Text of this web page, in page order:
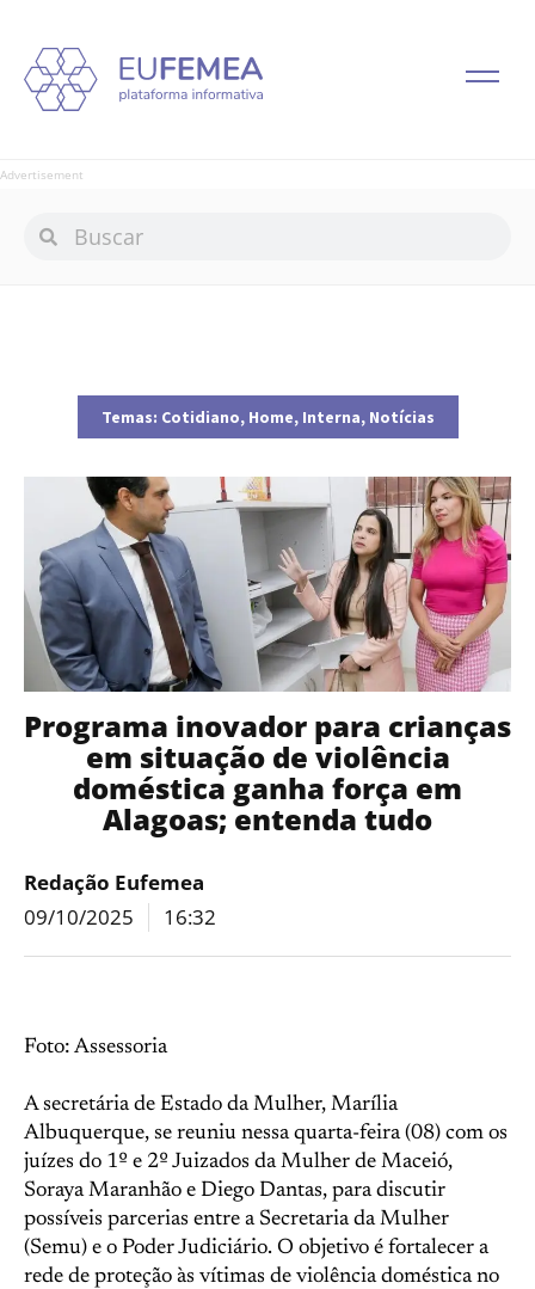
Advertisement
Temas: Cotidiano, Home, Interna, Notícias
Programa inovador para crianças
em situação de violência
doméstica ganha força em
Alagoas; entenda tudo
Redação Eufemea
09/10/2025
16:32
Foto: Assessoria
A secretária de Estado da Mulher, Marília
Albuquerque, se reuniu nessa quarta-feira (08) com os
juízes do 1º e 2º Juizados da Mulher de Maceió,
Soraya Maranhão e Diego Dantas, para discutir
possíveis parcerias entre a Secretaria da Mulher
(Semu) e o Poder Judiciário. O objetivo é fortalecer a
rede de proteção às vítimas de violência doméstica no